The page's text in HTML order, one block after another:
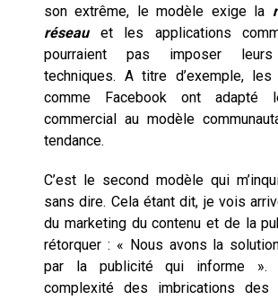
son extrême, le modèle exige la
réseauet les applications
pourraient pas imposer leurs
techniques. A titre d’exemple, les
comme Facebook ont adapté
commercial au modèle
tendance.
C’est le second modèle qui
sans dire. Cela étant dit, je vois
du marketing du contenu et de la
rétorquer : « Nous avons la
par la publicité qui informe ».
complexité des imbrications des